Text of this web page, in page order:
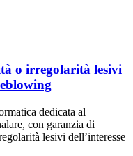
o irregolarità lesivi
dedicata al
con garanzia di
lesivi dell’interesse